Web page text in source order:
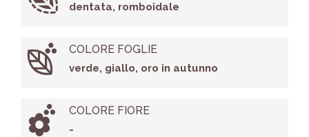
dentata, romboidale
COLORE FOGLIE
verde, giallo, oro in autunno
COLORE FIORE
-